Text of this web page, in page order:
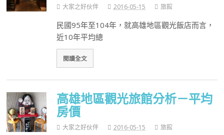
大家之好伙伴 2016-05-15 旅館
民國95年至104年，就高雄地區觀光飯店而言，
近10年平均總
閱讀全文
高雄地區觀光旅館分析－平均
房價
大家之好伙伴 2016-05-15 旅館